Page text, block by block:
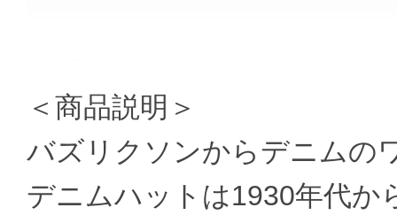
＜商品説明＞
バズリクソンからデニムの
デニムハットは1930年代か